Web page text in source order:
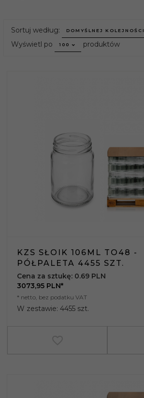
Sortuj według: sort
DOMYŚLNEJ KOLEJNOŚCI
Wyświetl po pop
100 produktów
KZS SŁOIK 106ML TO48 -
PÓŁPALETA 4455 SZT.
3073,95 PLN*
* netto, bez podatku VAT
W zestawie: 4455 szt.
Cena za sztukę: 0.69 PLN